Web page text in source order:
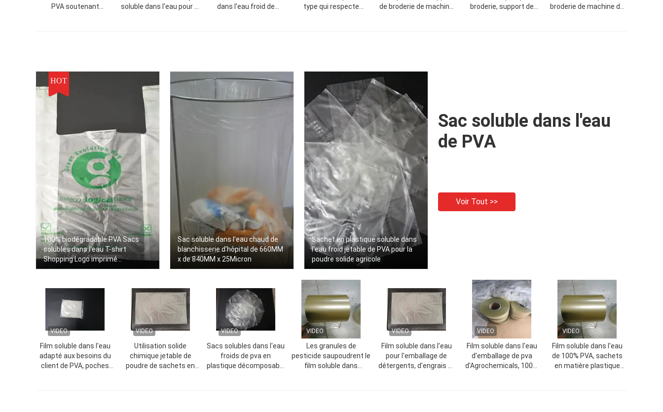
PVA soutenant
soluble dans l'eau pour la
dans l'eau froid de
type qui respecte
de broderie de machine
broderie, support de
broderie de machine de
HOT
100% biodégradable PVA Sacs
solubles dans l'eau T-shirt
Shopping Logo imprimé
personnalisé
Sac soluble dans l'eau chaud de
blanchisserie d'hôpital de 660MM
x de 840MM x 25Micron
Sachet en plastique soluble dans
l'eau froid jetable de PVA pour la
poudre solide agricole
Sac soluble dans l'eau
de PVA
Voir Tout >>
VIDEO
Film soluble dans l'eau
adapté aux besoins du
client de PVA, poches
VIDEO
Utilisation solide
chimique jetable de
poudre de sachets en
VIDEO
Sacs solubles dans l'eau
froids de pva en
plastique décomposable
VIDEO
Les granules de
pesticide saupoudrent le
film soluble dans
VIDEO
Film soluble dans l'eau
pour l'emballage de
détergents, d'engrais et
VIDEO
Film soluble dans l'eau
d'emballage de pva
d'Agrochemicals, 100%
VIDEO
Film soluble dans l'eau
de 100% PVA, sachets
en matière plastique